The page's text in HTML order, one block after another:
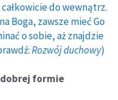
do wewnątrz.
Boga, zawsze mieć Go
o sobie, aż znajdzie
Rozwój duchowy)
dobrej formie